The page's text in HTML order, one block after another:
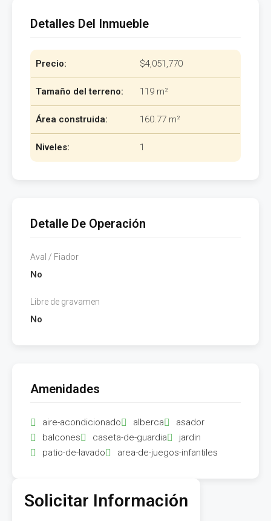
Detalles Del Inmueble
Precio: $4,051,770
Tamaño del terreno: 119 m²
Área construida: 160.77 m²
Niveles: 1
Detalle De Operación
Aval / Fiador
No
Libre de gravamen
No
Amenidades
aire-acondicionado alberca
asador
balcones
caseta-de-guardia
jardin
patio-de-lavado
area-de-juegos-infantiles
Solicitar Información